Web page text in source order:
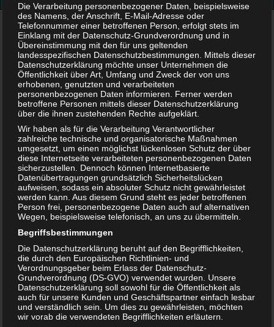
Trotzphase – Belastung für Eltern und Kind
Trotzphase – Belastung für
Eltern und Kind
22. JULI 2018
Bewertung:
Share Post Save
T
Die Verarbeitung personenbezogener Daten, beispielsweise
des Namens, der Anschrift, E-Mail-Adresse oder
Telefonnummer einer betroffenen Person, erfolgt stets im
Einklang mit der Datenschutz-Grundverordnung und in
Übereinstimmung mit den für uns geltenden
landesspezifischen Datenschutzbestimmungen. Mittels dieser
Datenschutzerklärung möchte unser Unternehmen die
Öffentlichkeit über Art, Umfang und Zweck der von uns
erhobenen, genutzten und verarbeiteten
personenbezogenen Daten informieren. Ferner werden
betroffene Personen mittels dieser Datenschutzerklärung
über die ihnen zustehenden Rechte aufgeklärt.
Wir haben als für die Verarbeitung Verantwortlicher
zahlreiche technische und organisatorische Maßnahmen
umgesetzt, um einen möglichst lückenlosen Schutz der über
diese Internetseite verarbeiteten personenbezogenen Daten
sicherzustellen. Dennoch können Internetbasierte
Datenübertragungen grundsätzlich Sicherheitslücken
aufweisen, sodass ein absoluter Schutz nicht gewährleistet
werden kann. Aus diesem Grund steht es jeder betroffenen
Person frei, personenbezogene Daten auch auf alternativen
Wegen, beispielsweise telefonisch, an uns zu übermitteln.
Begriffsbestimmungen
Die Datenschutzerklärung beruht auf den Begrifflichkeiten,
die durch den Europäischen Richtlinien- und
Verordnungsgeber beim Erlass der Datenschutz-
Grundverordnung (DS-GVO) verwendet wurden. Unsere
Datenschutzerklärung soll sowohl für die Öffentlichkeit als
auch für unsere Kunden und Geschäftspartner einfach lesbar
und verständlich sein. Um dies zu gewährleisten, möchten
wir vorab die verwendeten Begrifflichkeiten erläutern.